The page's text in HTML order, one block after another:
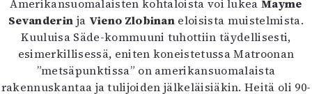
Amerikansuomalaisten kohtaloista voi lukeaMayme
Sevanderin ja Vieno Zlobinan eloisista muistelmista.
Kuuluisa Säde-kommuuni tuhottiin täydellisesti,
esimerkillisessä, eniten koneistetussa Matroonan
”metsäpunktissa” on amerikansuomalaista
rakennuskantaa ja tulijoiden jälkeläisiäkin. Heitä oli 90-